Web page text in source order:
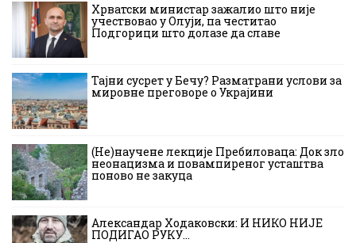
Хрватски министар зажалио што није
учествовао у Олуји, па честитао
Подгорици што долазе да славе
Тајни сусрет у Бечу? Разматрани услови за
мировне преговоре о Украјини
(Не)научене лекције Пребиловаца: Док зло
неонацизма и повампиреног усташтва
поново не закуца
Александар Ходаковски: И НИКО НИЈЕ
ПОДИГАО РУКУ…